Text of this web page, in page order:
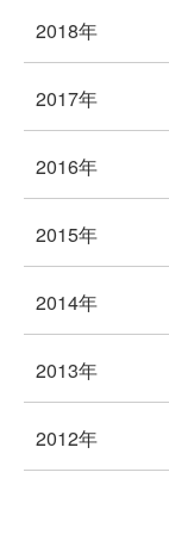
2018年
2017年
2016年
2015年
2014年
2013年
2012年